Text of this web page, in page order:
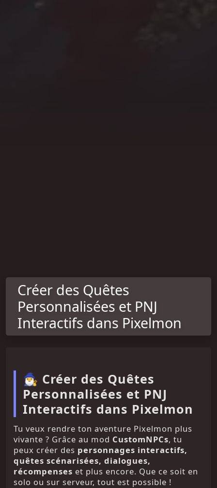
Créer des Quêtes
Personnalisées et PNJ
Interactifs dans Pixelmon
🧙‍♂️ Créer des Quêtes
Personnalisées et PNJ
Interactifs dans Pixelmon
Tu veux rendre ton aventure Pixelmon plus
vivante ? Grâce au mod CustomNPCs, tu
peux créer des personnages interactifs,
quêtes scénarisées, dialogues,
récompenses et plus encore. Que ce soit en
solo ou sur serveur, tout est possible !